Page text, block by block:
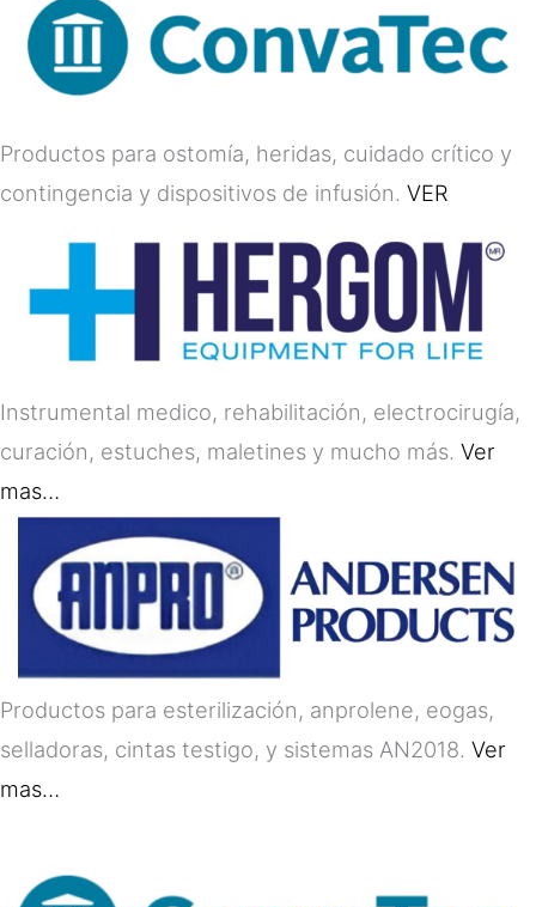
Productos para ostomía, heridas, cuidado crítico y
contingencia y dispositivos de infusión. VER
Instrumental medico, rehabilitación, electrocirugía,
curación, estuches, maletines y mucho más. Ver
mas…
Productos para esterilización, anprolene, eogas,
selladoras, cintas testigo, y sistemas AN2018. Ver
mas…